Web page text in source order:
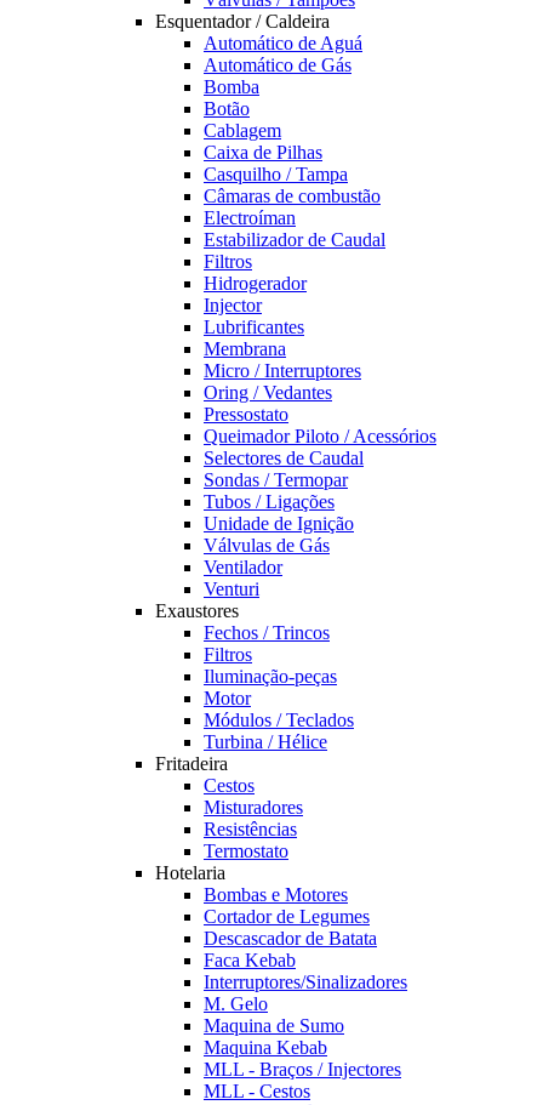
Esquentador / Caldeira
Automático de Aguá
Automático de Gás
Bomba
Botão
Cablagem
Caixa de Pilhas
Casquilho / Tampa
Câmaras de combustão
Electroíman
Estabilizador de Caudal
Filtros
Hidrogerador
Injector
Lubrificantes
Membrana
Micro / Interruptores
Oring / Vedantes
Pressostato
Queimador Piloto / Acessórios
Selectores de Caudal
Sondas / Termopar
Tubos / Ligações
Unidade de Ignição
Válvulas de Gás
Ventilador
Venturi
Exaustores
Fechos / Trincos
Filtros
Iluminação-peças
Motor
Módulos / Teclados
Turbina / Hélice
Fritadeira
Cestos
Misturadores
Resistências
Termostato
Hotelaria
Bombas e Motores
Cortador de Legumes
Descascador de Batata
Faca Kebab
Interruptores/Sinalizadores
M. Gelo
Maquina de Sumo
Maquina Kebab
MLL - Braços / Injectores
MLL - Cestos